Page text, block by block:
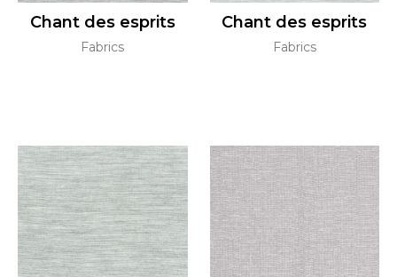
Chant des esprits
Fabrics
Chant des esprits
Fabrics